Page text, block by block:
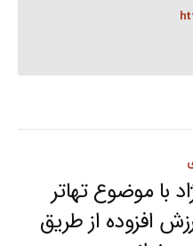
با موضوع تهاتر
افزوده از طریق